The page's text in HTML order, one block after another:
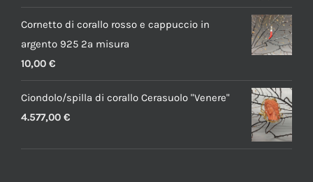
Cornetto di corallo rosso e cappuccio in
argento 925 2a misura
10,00 €
Ciondolo/spilla di corallo Cerasuolo "Venere"
4.577,00 €